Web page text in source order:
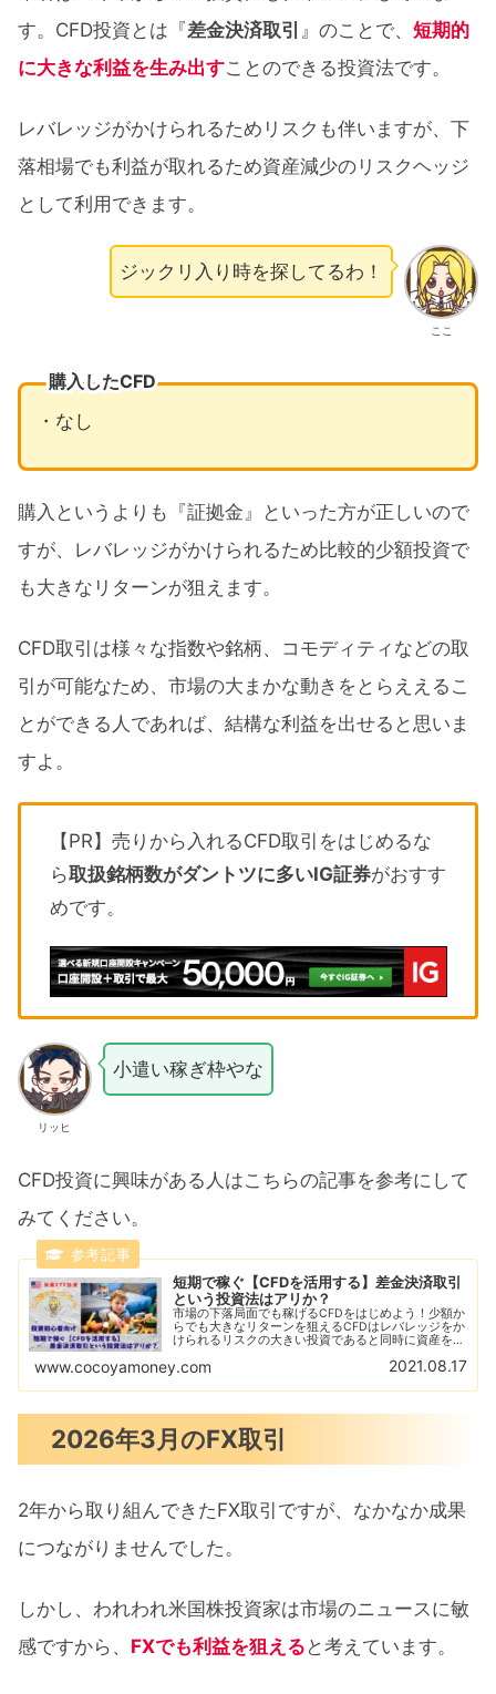
す。CFD投資とは『差金決済取引 』のことで、 短期的
に大きな利益を生み出すことのできる投資法です。
レバレッジがかけられるためリスクも伴いますが、下
落相場でも利益が取れるため資産減少のリスクヘッジ
として利用できます。
ここ
ジックリ入り時を探してるわ！
購入したCFD
・なし
購入というよりも『証拠金』といった方が正しいので
すが、レバレッジがかけられるため比較的少額投資で
も大きなリターンが狙えます。
CFD取引は様々な指数や銘柄、コモディティなどの取
引が可能なため、市場の大まかな動きをとらええるこ
とができる人であれば、結構な利益を出せると思いま
すよ。
【PR】売りから入れるCFD取引をはじめるな
ら取扱銘柄数がダントツに多いIG証券がおすす
めです。
リッヒ
小遣い稼ぎ枠やな
CFD投資に興味がある人はこちらの記事を参考にして
みてください。
短期で稼ぐ【CFDを活用する】差金決済取引
という投資法はアリか？
市場の下落局面でも稼げるCFDをはじめよう！少額か
らでも大きなリターンを狙えるCFDはレバレッジをか
けられるリスクの大きい投資であると同時に資産を急
リック証券がおすすめ！デモ取引で練習しよう！
www.cocoyamoney.com 2021.08.17
2026年3月のFX取引
2年から取り組んできたFX取引ですが、なかなか成果
につながりませんでした。
しかし、われわれ米国株投資家は市場のニュースに敏
感ですから、 FXでも利益を狙える と考えています。